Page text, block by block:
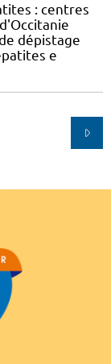
: centres
dépistage
e